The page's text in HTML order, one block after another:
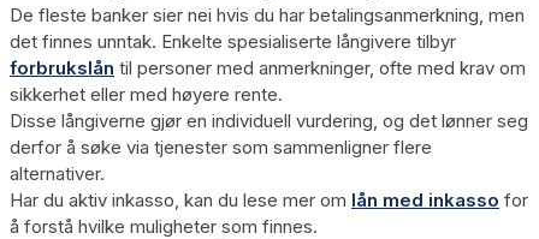
De fleste banker sier nei hvis du har betalingsanmerkning, men
det finnes unntak. Enkelte spesialiserte långivere tilbyr
forbrukslån til personer med anmerkninger, ofte med krav om
sikkerhet eller med høyere rente.
Disse långiverne gjør en individuell vurdering, og det lønner seg
derfor å søke via tjenester som sammenligner flere
alternativer.
Har du aktiv inkasso, kan du lese mer om lån med inkasso for
å forstå hvilke muligheter som finnes.